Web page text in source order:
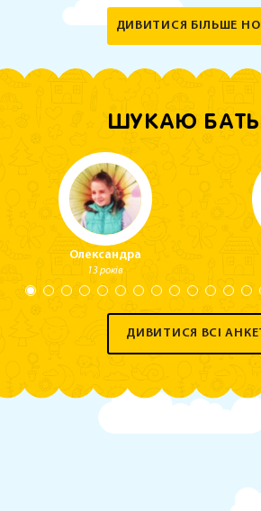
ДИВИТИСЯ БІЛЬШЕ
ШУКАЮ
Олександра
13 років
ДИВИТИСЯ ВСІ